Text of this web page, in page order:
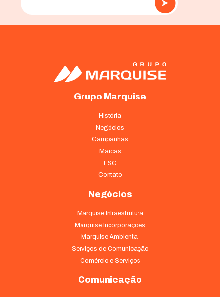
Grupo Marquise
História
Negócios
Campanhas
Marcas
ESG
Contato
Negócios
Marquise Infraestrutura
Marquise Incorporações
Marquise Ambiental
Serviços de Comunicação
Comércio e Serviços
Comunicação